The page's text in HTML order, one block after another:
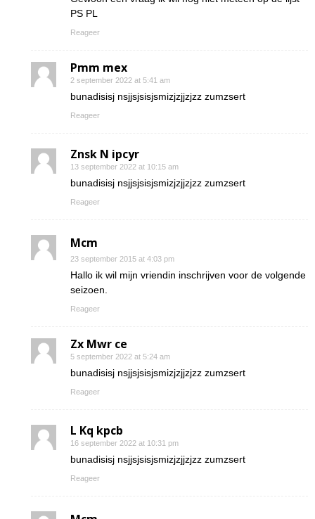
PS PL
Reageer
Pmm mex
2 september 2022 at 5:41 am
bunadisisj nsjjsjsisjsmizjzjjzjzz zumzsert
Reageer
Znsk N ipcyr
13 september 2022 at 10:15 am
bunadisisj nsjjsjsisjsmizjzjjzjzz zumzsert
Reageer
Mcm
23 september 2015 at 4:03 pm
Hallo ik wil mijn vriendin inschrijven voor de volgende
seizoen.
Reageer
Zx Mwr ce
5 september 2022 at 5:24 am
bunadisisj nsjjsjsisjsmizjzjjzjzz zumzsert
Reageer
L Kq kpcb
16 september 2022 at 10:31 pm
bunadisisj nsjjsjsisjsmizjzjjzjzz zumzsert
Reageer